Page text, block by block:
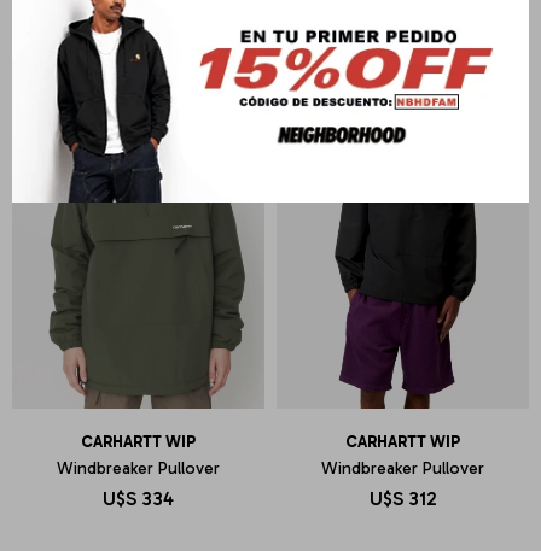
CARHARTT WIP
Windbreaker Pullover
U$S 334
CARHARTT WIP
Windbreaker Pullover
U$S 312